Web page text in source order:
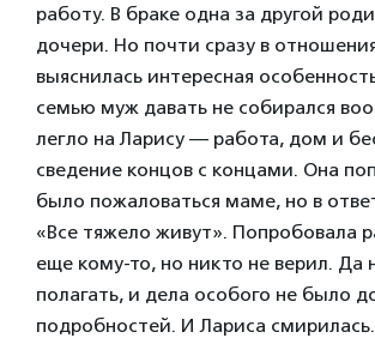
работу. В браке одна за другой
дочери. Но почти сразу в
выяснилась интересная
семью муж давать не собирался
легло на Ларису — работа, дом и
сведение концов с концами. Она
было пожаловаться маме, но в
«Все тяжело живут». Попробовала
еще кому-то, но никто не верил. Да
полагать, и дела особого не было
подробностей. И Лариса